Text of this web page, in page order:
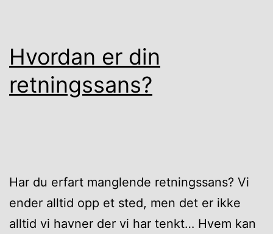
Hvordan er din
retningssans?
Har du erfart manglende retningssans? Vi
ender alltid opp et sted, men det er ikke
alltid vi havner der vi har tenkt… Hvem kan